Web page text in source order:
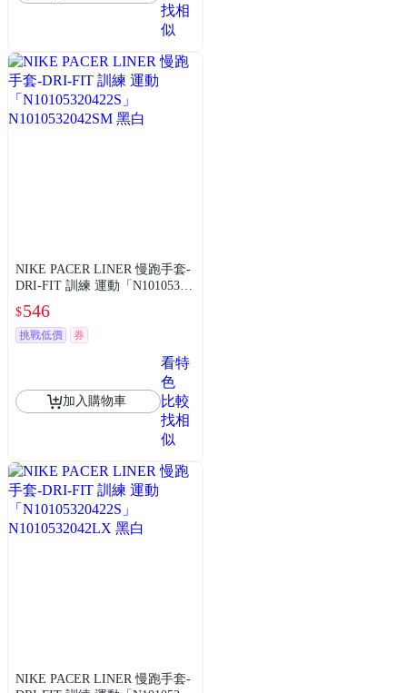
找相
似
NIKE PACER LINER 慢跑手套-
DRI-FIT 訓練 運動「N10105320
$546
挑戰低價 券
加入購物車
看特
色
比較
找相
似
NIKE PACER LINER 慢跑手套-